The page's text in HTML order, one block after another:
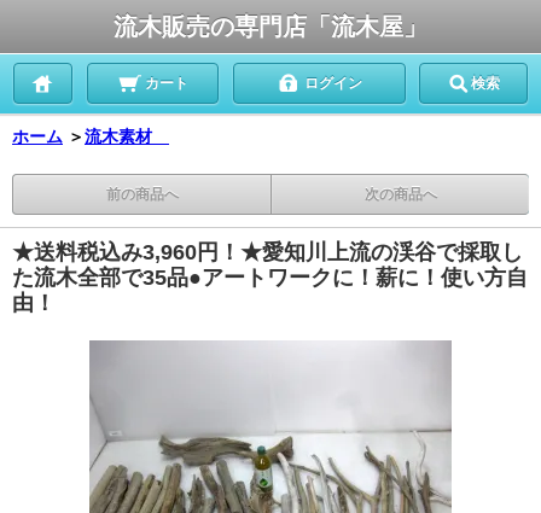
流木販売の専門店「流木屋」
カート ログイン 検索
ホーム ＞流木素材
前の商品へ 次の商品へ
★送料税込み3,960円！★愛知川上流の渓谷で採取し
た流木全部で35品●アートワークに！薪に！使い方自
由！